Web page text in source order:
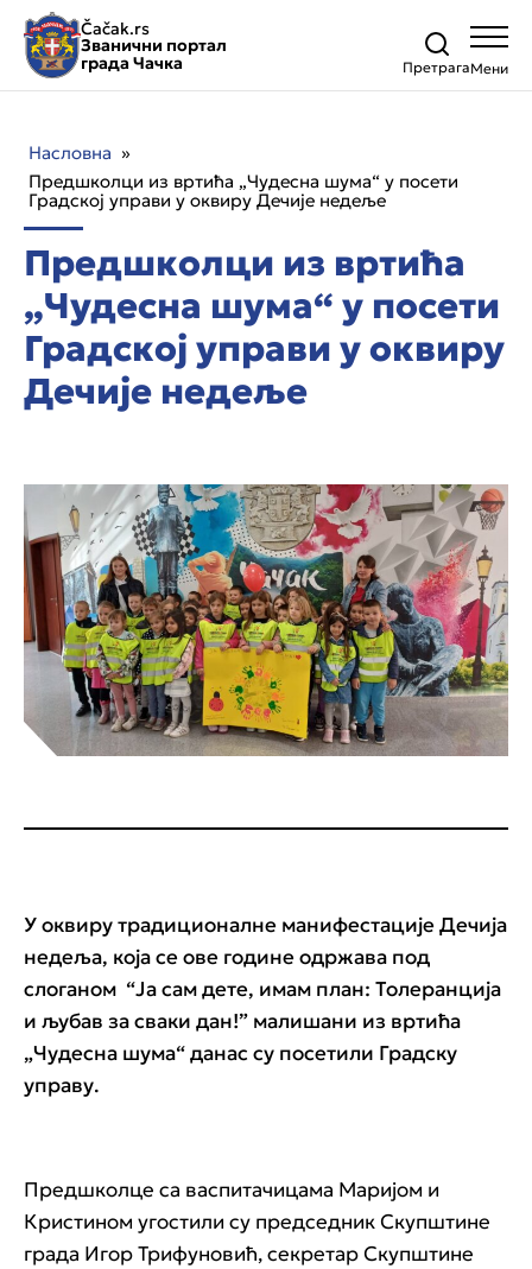
Čačak.rs
Званични портал
града Чачка
Претрага
Насловна »
Предшколци из вртића „Чудесна шума“ у посети
Градској управи у оквиру Дечије недеље
Предшколци из вртића
„Чудесна шума“ у посети
Градској управи у оквиру
Дечије недеље
У оквиру традиционалне манифестације Дечија
недеља, која се ове године одржава под
слоганом “Ја сам дете, имам план: Толеранција
и љубав за сваки дан!” малишани из вртића
„Чудесна шума“ данас су посетили Градску
управу.
Предшколце са васпитачицама Маријом и
Кристином угостили су председник Скупштине
града Игор Трифуновић, секретар Скупштине